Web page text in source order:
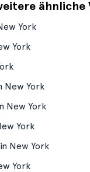
ähnliche
York
York
New York
New York
York
New York
York